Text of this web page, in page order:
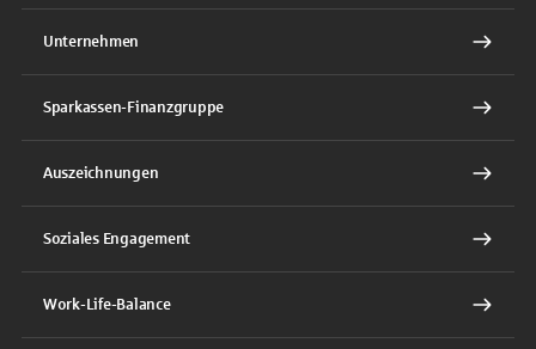
Unternehmen
Sparkassen-Finanzgruppe
Auszeichnungen
Soziales Engagement
Work-Life-Balance